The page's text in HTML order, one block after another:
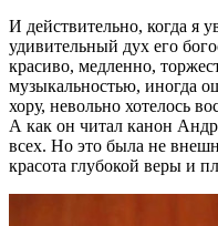
И действительно, когда я
удивительный дух его
красиво, медленно,
музыкальностью, иногда
хору, невольно хотелось
А как он читал канон
всех. Но это была не
красота глубокой веры и